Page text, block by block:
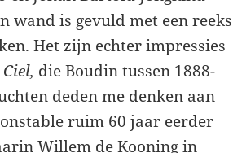
wand is gevuld met een reeks
Het zijn echter impressies
die Boudin tussen 1888-
deden me denken aan
ruim 60 jaar eerder
Willem de Kooning in